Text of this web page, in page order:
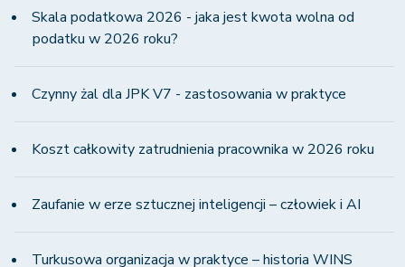
Skala podatkowa 2026 - jaka jest kwota wolna od
podatku w 2026 roku?
Czynny żal dla JPK V7 - zastosowania w praktyce
Koszt całkowity zatrudnienia pracownika w 2026 roku
Zaufanie w erze sztucznej inteligencji – człowiek i AI
Turkusowa organizacja w praktyce – historia WINS